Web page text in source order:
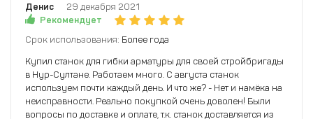
Денис
29 декабря 2021
Рекомендует
Срок использования: Более года
Купил станок для гибки арматуры для своей стройбригады
в Нур-Султане. Работаем много. С августа станок
используем почти каждый день. И что же? - Нет и намёка на
неисправности. Реально покупкой очень доволен! Были
вопросы по доставке и оплате, т.к. станок доставляется из